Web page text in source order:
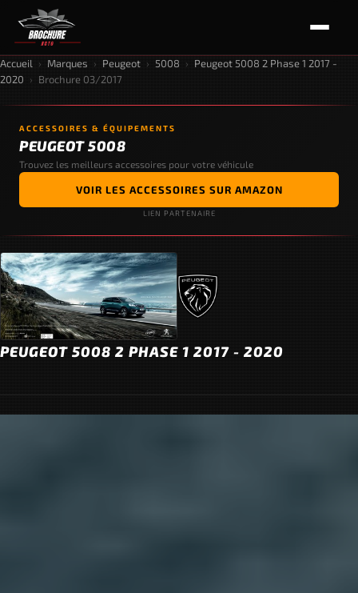
Accueil › Marques › Peugeot › 5008 › Peugeot 5008 2 Phase 1 2017 -
2020 › Brochure 03/2017
ACCESSOIRES & ÉQUIPEMENTS
PEUGEOT 5008
Trouvez les meilleurs accessoires pour votre véhicule
VOIR LES ACCESSOIRES SUR AMAZON
LIEN PARTENAIRE
PEUGEOT 5008 2 PHASE 1 2017 - 2020